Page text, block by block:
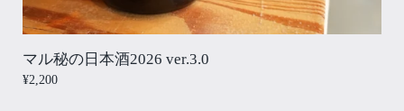
マル秘の日本酒2026 ver.3.0
¥2,200